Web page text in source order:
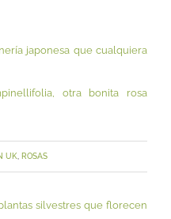
japonesa que cualquiera
otra bonita rosa
UK ROSAS
silvestres que florecen